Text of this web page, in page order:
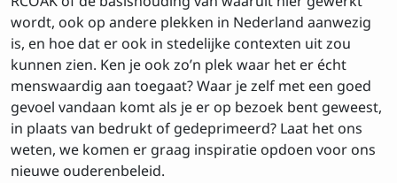
wordt, ook op andere plekken in Nederland aanwezig
is, en hoe dat er ook in stedelijke contexten uit zou
kunnen zien. Ken je ook zo’n plek waar het er écht
menswaardig aan toegaat? Waar je zelf met een goed
gevoel vandaan komt als je er op bezoek bent geweest,
in plaats van bedrukt of gedeprimeerd? Laat het ons
weten, we komen er graag inspiratie opdoen voor ons
nieuwe ouderenbeleid.